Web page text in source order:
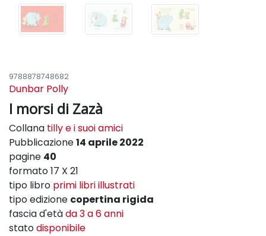
9788878748682
Dunbar Polly
I morsi di Zazà
Collana tilly e i suoi amici
Pubblicazione14 aprile 2022
pagine 40
formato 17 X 21
tipo libro primi libri illustrati
tipo edizione copertina rigida
fascia d'etàda 3 a 6 anni
statodisponibile